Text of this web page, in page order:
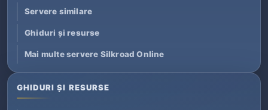
Servere similare
Ghiduri și resurse
Mai multe servere Silkroad Online
GHIDURI ȘI RESURSE